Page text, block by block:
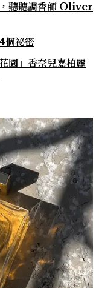
聽聽調香師 Oliver
個祕密
園」香奈兒嘉柏麗